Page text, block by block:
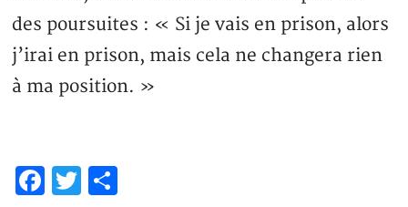
des poursuites : « Si je vais en prison, alors
j’irai en prison, mais cela ne changera rien
à ma position. »
Facebook
Twitter